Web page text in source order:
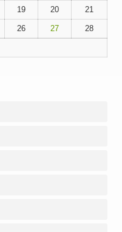
19 20 21
26 27 28